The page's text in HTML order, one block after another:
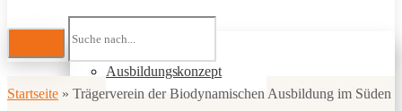
Ausbildungskonzept
Startseite » Trägerverein der Biodynamischen Ausbildung im Süden